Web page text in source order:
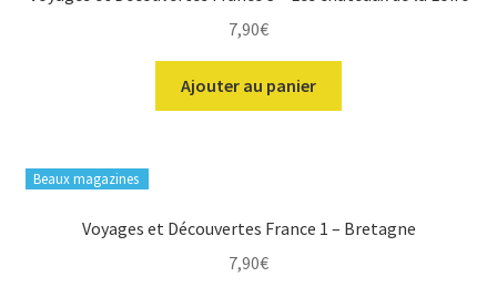
7,90€
Ajouter au panier
Beaux magazines
Voyages et Découvertes France 1 – Bretagne
7,90€